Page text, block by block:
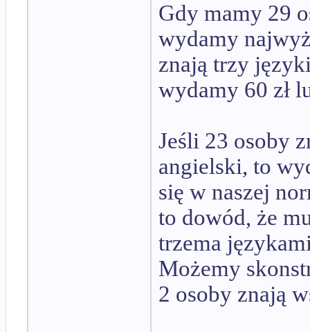
Gdy mamy 29
wydamy
znają trzy
wydamy 60 zł
Jeśli 23 osoby
angielski, to
się w naszej
to dowód, że
trzema
Możemy
2 osoby znają